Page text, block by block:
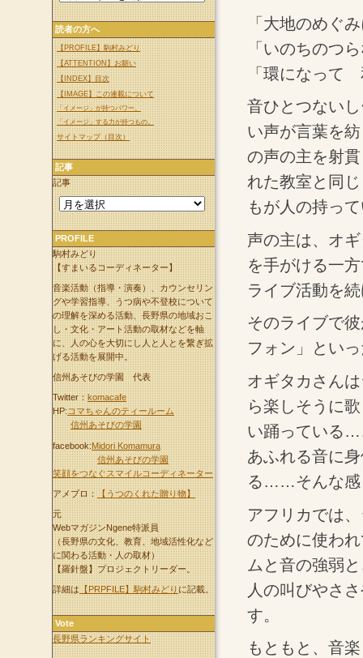
「大地のめぐ
「いのちのつ
「環になっ
音ひとつない
い声が言葉を
の声の主を射
れた教室と同
もが人の持っ
声の主は、オ
を手がける一
ライブ活動を
そのライブで
フォン」とい
オギタカさん
ら楽しそうに
い踊っている
あふれる音に
る……そんな感
アフリカでは
のために使わ
ムと音の強弱
人の叫びやさ
す。
もともと、音
読者の方へ
【PROFILE】駒村みどり
【ATTENTION】お願い
【INDEX】目次
【IMAGE】この連載について
「イメージ」が持つパワー。
「イメージ」する力が持つもの。
サイトマップ（目次）
記事
記事
PROFILE
駒村みどり
【すまいるコーディネーター】
音楽活動（指導・演奏）、カウンセリン
グや学習指導、うつ病や不登校について
の理解を深める活動、長野県の地域おこ
し・文化・アート活動の取材などを軸
に、人の心を大切にし人と人とを繋ぎ拡
げる活動を展開中。
信州あそびの学園 代表
Twitter：komacafe
HP:コマちゃんのティールーム
信州あそびの学園
facebook:Midori Komamura
信州あそびの学園
笑顔をつなぐスマイルコーディネーター
アメブロ：【うつのくれた贈り物】
元
WebマガジンNgene特派員
（長野県の文化、教育、地域活性化など
に関わる活動・人の取材）
【羅針盤】プロジェクトリーダー。
詳細は【PRPFILE】駒村みどりに記載。
Vote
長野県ランキングサイト